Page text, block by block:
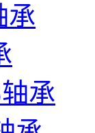
承
承